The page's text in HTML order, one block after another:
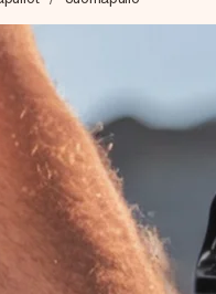
perusteella)
arvosana on 4,8
valmistuu ja lähtee